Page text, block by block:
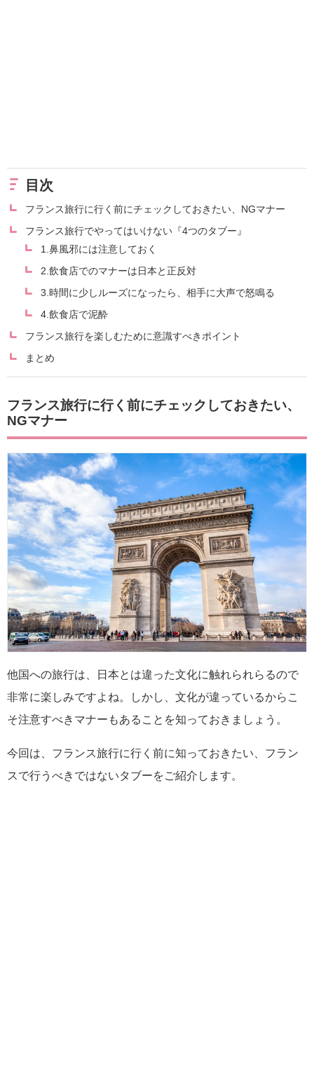
目次
フランス旅行に行く前にチェックしておきたい、NGマナー
フランス旅行でやってはいけない『4つのタブー』
1.鼻風邪には注意しておく
2.飲食店でのマナーは日本と正反対
3.時間に少しルーズになったら、相手に大声で怒鳴る
4.飲食店で泥酔
フランス旅行を楽しむために意識すべきポイント
まとめ
フランス旅行に行く前にチェックしておきたい、
NGマナー
他国への旅行は、日本とは違った文化に触れられらるので
非常に楽しみですよね。しかし、文化が違っているからこ
そ注意すべきマナーもあることを知っておきましょう。
今回は、フランス旅行に行く前に知っておきたい、フラン
スで行うべきではないタブーをご紹介します。